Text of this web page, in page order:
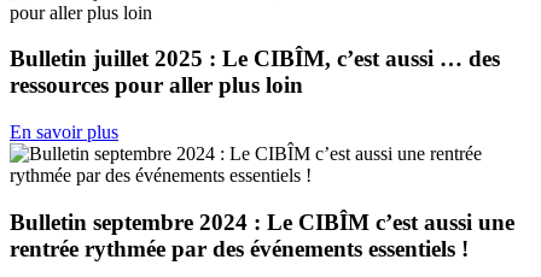
Bulletin juillet 2025 : Le CIBÎM, c’est aussi … des
ressources pour aller plus loin
En savoir plus
Bulletin septembre 2024 : Le CIBÎM c’est aussi une
rentrée rythmée par des événements essentiels !